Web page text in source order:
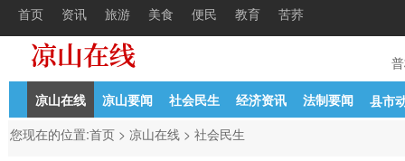
首页 资讯 旅游 美食 便民 教育 苦荞
引进人才的11-13 中共凉山州委组织部凉山州人力资源
凉山在线 凉山要闻 社会民生 经济资讯 法制要闻
县市
您现在的位置:首页 > 凉山在线 > 社会民生